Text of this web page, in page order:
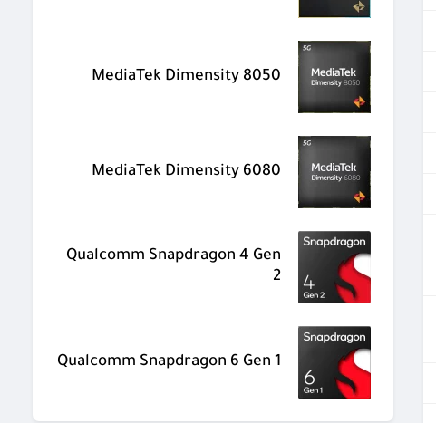
MediaTek Dimensity 8050
MediaTek Dimensity 6080
Qualcomm Snapdragon 4 Gen
2
Qualcomm Snapdragon 6 Gen 1